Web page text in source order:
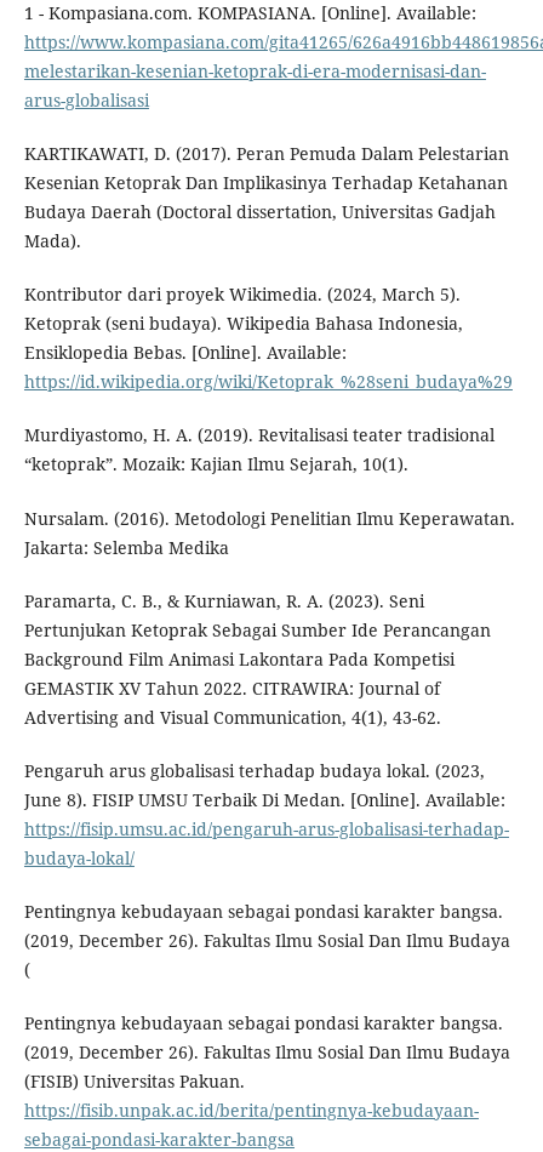
1 - Kompasiana.com. KOMPASIANA. [Online]. Available:
https://www.kompasiana.com/gita41265/
melestarikan-kesenian-ketoprak-di-era-modernisasi-dan-
arus-globalisasi
KARTIKAWATI, D. (2017). Peran Pemuda Dalam Pelestarian
Kesenian Ketoprak Dan Implikasinya Terhadap Ketahanan
Budaya Daerah (Doctoral dissertation, Universitas Gadjah
Mada).
Kontributor dari proyek Wikimedia. (2024, March 5).
Ketoprak (seni budaya). Wikipedia Bahasa Indonesia,
Ensiklopedia Bebas. [Online]. Available:
https://id.wikipedia.org/wiki/Ketoprak_%28seni_budaya%29
Murdiyastomo, H. A. (2019). Revitalisasi teater tradisional
“ketoprak”. Mozaik: Kajian Ilmu Sejarah, 10(1).
Nursalam. (2016). Metodologi Penelitian Ilmu Keperawatan.
Jakarta: Selemba Medika
Paramarta, C. B., & Kurniawan, R. A. (2023). Seni
Pertunjukan Ketoprak Sebagai Sumber Ide Perancangan
Background Film Animasi Lakontara Pada Kompetisi
GEMASTIK XV Tahun 2022. CITRAWIRA: Journal of
Advertising and Visual Communication, 4(1), 43-62.
Pengaruh arus globalisasi terhadap budaya lokal. (2023,
June 8). FISIP UMSU Terbaik Di Medan. [Online]. Available:
https://fisip.umsu.ac.id/pengaruh-arus-globalisasi-terhadap-
budaya-lokal/
Pentingnya kebudayaan sebagai pondasi karakter bangsa.
(2019, December 26). Fakultas Ilmu Sosial Dan Ilmu Budaya
(
Pentingnya kebudayaan sebagai pondasi karakter bangsa.
(2019, December 26). Fakultas Ilmu Sosial Dan Ilmu Budaya
(FISIB) Universitas Pakuan.
https://fisib.unpak.ac.id/berita/pentingnya-kebudayaan-
sebagai-pondasi-karakter-bangsa